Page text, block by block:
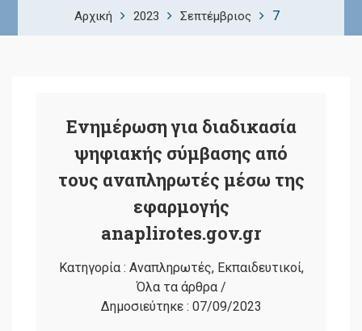
Αρχική 2023 Σεπτέμβριος 7
Ενημέρωση για διαδικασία
ψηφιακής σύμβασης από
τους αναπληρωτές μέσω της
εφαρμογής
anaplirotes.gov.gr
Κατηγορία : Αναπληρωτές, Εκπαιδευτικοί,
Όλα τα άρθρα/
Δημοσιεύτηκε : 07/09/2023